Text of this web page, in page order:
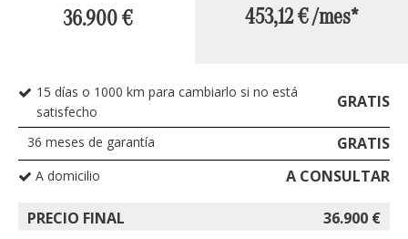
36.900€ 453,12 €/mes*
15 días o 1000 km para cambiarlo si no está
satisfecho
GRATIS
36 meses de garantía GRATIS
A domicilio A CONSULTAR
PRECIO FINAL 36.900 €